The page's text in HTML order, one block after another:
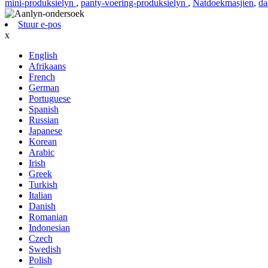
mini-produksielyn , panty-voering-produksielyn , Natdoekmasjien,
Stuur e-pos
x
English
Afrikaans
French
German
Portuguese
Spanish
Russian
Japanese
Korean
Arabic
Irish
Greek
Turkish
Italian
Danish
Romanian
Indonesian
Czech
Swedish
Polish